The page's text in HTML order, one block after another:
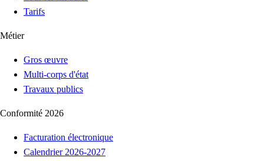
Tarifs
Métier
Gros œuvre
Multi-corps d'état
Travaux publics
Conformité 2026
Facturation électronique
Calendrier 2026-2027